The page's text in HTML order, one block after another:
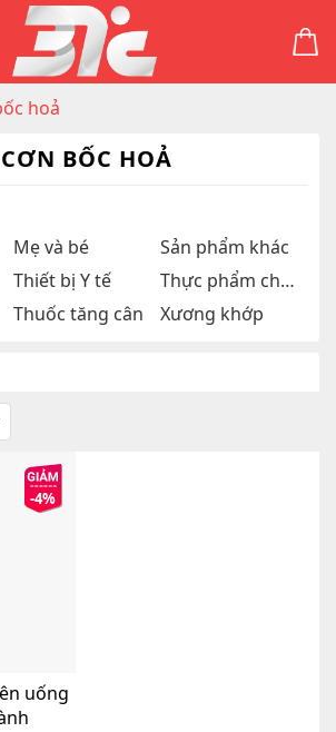
hoả
CƠN BỐC HOẢ
Mẹ và bé
Sản phẩm khác
Thiết bị Y tế
Thực phẩm chức năng
Thuốc tăng cân Xương khớp
-4%
uống